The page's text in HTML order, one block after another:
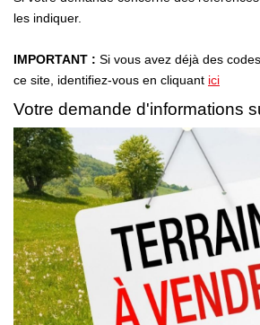
Nous Rejoindre
Nos Témoignages
Nos Partenaires
ACTUALITÉS
Nos Actualités
Nos Services Et
CONTACT
les indiquer.
IMPORTANT : Si vous avez déjà des
ce site, identifiez-vous en cliquant ici
Votre demande d'informations